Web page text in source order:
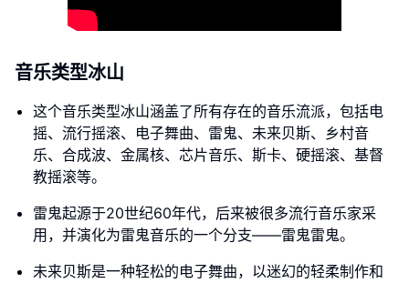
音乐类型冰山
这个音乐类型冰山涵盖了所有存在的音乐流派，包括电
摇、流行摇滚、电子舞曲、雷鬼、未来贝斯、乡村音
乐、合成波、金属核、芯片音乐、斯卡、硬摇滚、基督
教摇滚等。
雷鬼起源于20世纪60年代，后来被很多流行音乐家采
用，并演化为雷鬼音乐的一个分支——雷鬼雷鬼。
未来贝斯是一种轻松的电子舞曲，以迷幻的轻柔制作和